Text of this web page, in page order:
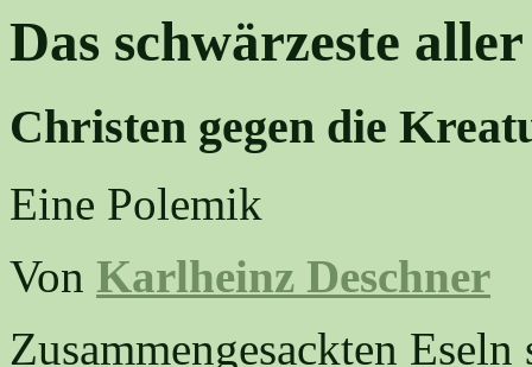
Das schwärzeste
Christen gegen die
Eine Polemik
Von Karlheinz Deschner
Zusammengesackten